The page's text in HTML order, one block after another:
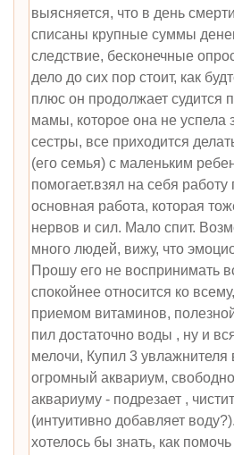
выясняется, что в день
списаны крупные суммы
следствие, бесконечные
дело до сих пор стоит, как
плюс он продолжает судится
мамы, которое она не успела
сестры, все приходится
(его семья) с маленьким
помогает.взял на себя
основная работа, которая
нервов и сил. Мало спит.
много людей, вижу, что
Прошу его не воспринимать
спокойнее относится ко
приемом витаминов,
пил достаточно воды , ну и
мелочи, Купил 3 увлажнителя
огромный аквариум,
аквариуму - подрезает ,
(интуитивно добавляет воду?).
хотелось бы знать, как